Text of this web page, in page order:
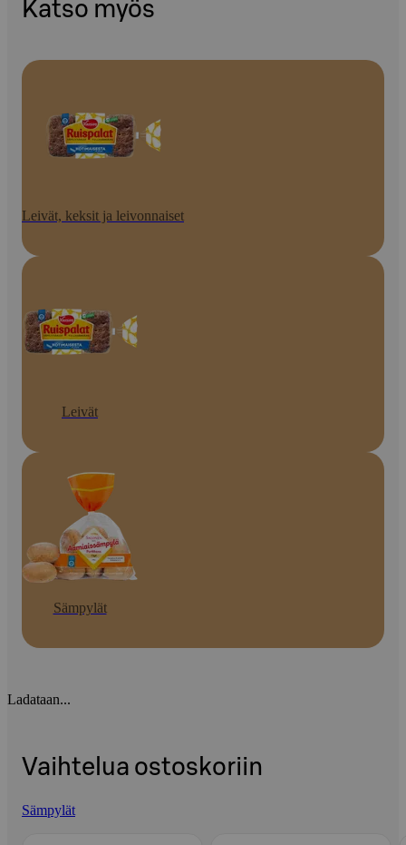
Katso myös
Leivät, keksit ja leivonnaiset
Leivät
Sämpylät
Ladataan...
Vaihtelua ostoskoriin
Sämpylät